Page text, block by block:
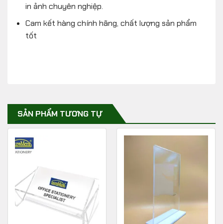
in ảnh chuyên nghiệp.
Cam kết hàng chính hãng, chất lượng sản phẩm
tốt
SẢN PHẨM TƯƠNG TỰ